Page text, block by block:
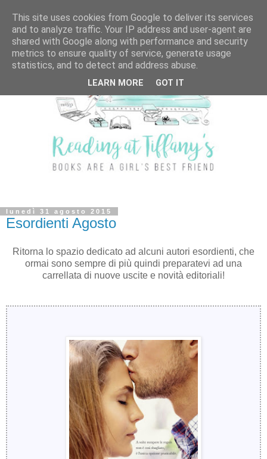
lunedì 31 agosto 2015
Esordienti Agosto
Ritorna lo spazio dedicato ad alcuni autori esordienti, che
ormai sono sempre di più quindi preparatevi ad una
carrellata di nuove uscite e novità editoriali!
This site uses cookies from Google to deliver its services
and to analyze traffic. Your IP address and user-agent are
shared with Google along with performance and security
metrics to ensure quality of service, generate usage
statistics, and to detect and address abuse.
LEARN MORE GOT IT